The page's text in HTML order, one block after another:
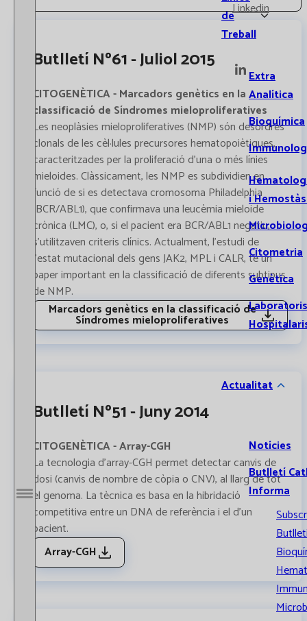
Obrir / Tancar menú
de
Treball
Extra
Analítica
Bioquímica
i
Citometria
Genètica
Laboratoris
Actualitat
Notícies
Butlletí
Informa
Linkedin
Butlletí Nº61 - Juliol 2015
CITOGENÈTICA - Marcadors genètics en la
classificació de Síndromes mieloproliferatives
Les neoplàsies mieloproliferatives (NMP) són desordres
clonals de les cèl·lules precursores hematopoiètiques,
caracteritzades per la proliferació d’una o més línies
mieloides. Clàssicament, les NMP es subdividien en
funció de si es detectava cromosoma Philadelphia
(BCR/ABL1), que confirmava una leucèmia mieloide
crònica (LMC), o, si el pacient era BCR/ABL1 negatiu,
s’utilitzaven criteris clínics. Actualment, l’estudi de
l’estat mutacional dels gens JAK2, MPL i CALR, té un
paper important en la classificació de diferents subtipus
de NMP.
Marcadors genètics en la classificació de
Síndromes mieloproliferatives
Butlletí Nº51 - Juny 2014
CITOGENÈTICA - Array-CGH
La tecnologia d’array-CGH permet detectar canvis de
dosi (canvis de nombre de còpia o CNV), al llarg de tot
el genoma. La tècnica es basa en la hibridació
competitiva entre un DNA de referència i el d’un
pacient.
Array-CGH